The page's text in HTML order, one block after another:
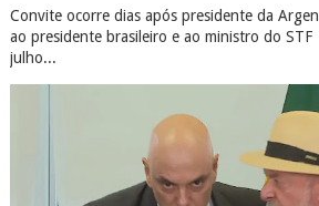
Convite ocorre dias após presidente da
ao presidente brasileiro e ao ministro do
julho...